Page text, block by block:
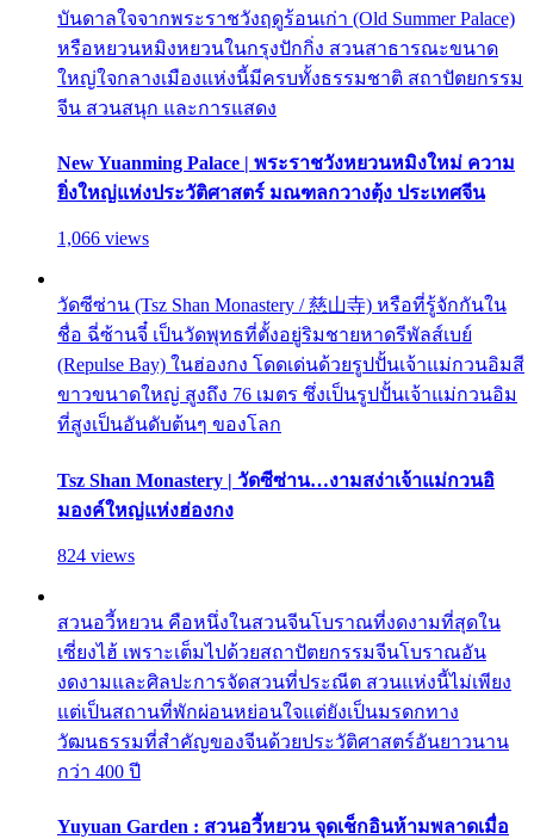
บันดาลใจจากพระราชวังฤดูร้อนเก่า (Old Summer Palace)
หรือหยวนหมิงหยวนในกรุงปักกิ่ง สวนสาธารณะขนาด
ใหญ่ใจกลางเมืองแห่งนี้มีครบทั้งธรรมชาติ สถาปัตยกรรม
จีน สวนสนุก และการแสดง
New Yuanming Palace | พระราชวังหยวนหมิงใหม่ ความ
ยิ่งใหญ่แห่งประวัติศาสตร์ มณฑลกวางตุ้ง ประเทศจีน
1,066 views
วัดซีซ่าน (Tsz Shan Monastery / 慈山寺) หรือที่รู้จักกันใน
ชื่อ ฉี่ซ้านจี๋ เป็นวัดพุทธที่ตั้งอยู่ริมชายหาดรีพัลส์เบย์
(Repulse Bay) ในฮ่องกง โดดเด่นด้วยรูปปั้นเจ้าแม่กวนอิมสี
ขาวขนาดใหญ่ สูงถึง 76 เมตร ซึ่งเป็นรูปปั้นเจ้าแม่กวนอิม
ที่สูงเป็นอันดับต้นๆ ของโลก
Tsz Shan Monastery | วัดซีซ่าน…งามสง่าเจ้าแม่กวนอิ
มองค์ใหญ่แห่งฮ่องกง
824 views
สวนอวี้หยวน คือหนึ่งในสวนจีนโบราณที่งดงามที่สุดใน
เซี่ยงไฮ้ เพราะเต็มไปด้วยสถาปัตยกรรมจีนโบราณอัน
งดงามและศิลปะการจัดสวนที่ประณีต สวนแห่งนี้ไม่เพียง
แต่เป็นสถานที่พักผ่อนหย่อนใจแต่ยังเป็นมรดกทาง
วัฒนธรรมที่สำคัญของจีนด้วยประวัติศาสตร์อันยาวนาน
กว่า 400 ปี
Yuyuan Garden : สวนอวี้หยวน จุดเช็กอินห้ามพลาดเมื่อ